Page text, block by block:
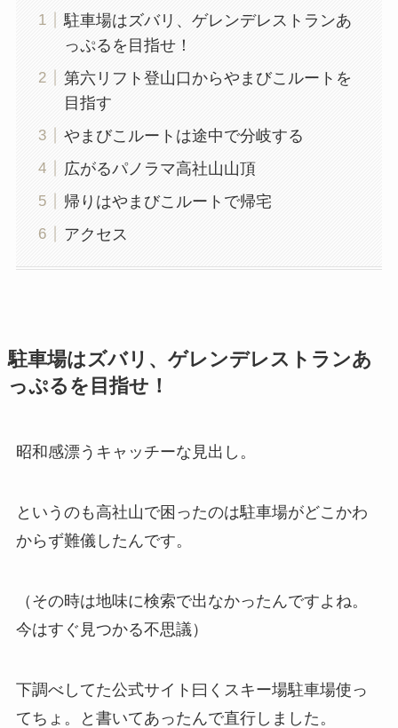
駐車場はズバリ、ゲレンデレストランあ
っぷるを目指せ！
第六リフト登山口からやまびこルートを
目指す
やまびこルートは途中で分岐する
広がるパノラマ高社山山頂
帰りはやまびこルートで帰宅
アクセス
駐車場はズバリ、ゲレンデレストランあ
っぷるを目指せ！
昭和感漂うキャッチーな見出し。
というのも高社山で困ったのは駐車場がどこかわ
からず難儀したんです。
（その時は地味に検索で出なかったんですよね。
今はすぐ見つかる不思議）
下調べしてた公式サイト曰くスキー場駐車場使っ
てちょ。と書いてあったんで直行しました。